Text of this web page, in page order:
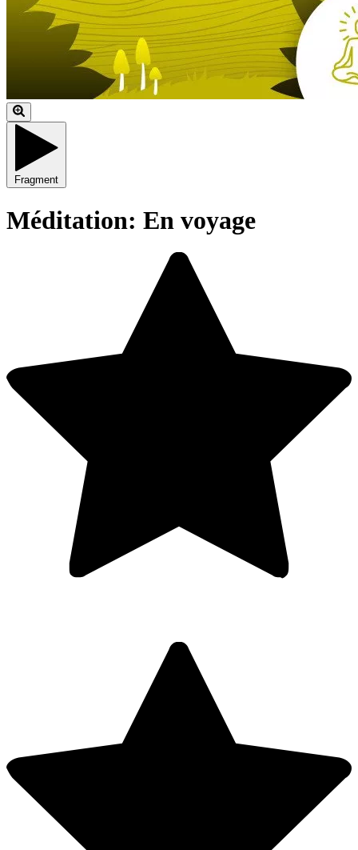
Fragment
Méditation: En voyage